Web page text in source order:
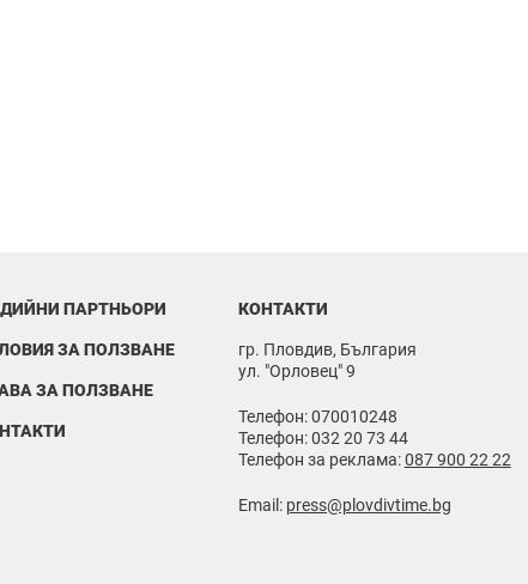
ПАРТНЬОРИ
ЗА ПОЛЗВАНЕ
ЗА ПОЛЗВАНЕ
КОНТАКТИ
гр. Пловдив, България
ул. "Орловец" 9
Телефон: 070010248
Телефон: 032 20 73 44
Телефон за реклама:087 900 22 22
Email: press@plovdivtime.bg